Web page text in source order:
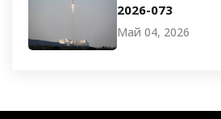
2026-073
Май 04, 2026